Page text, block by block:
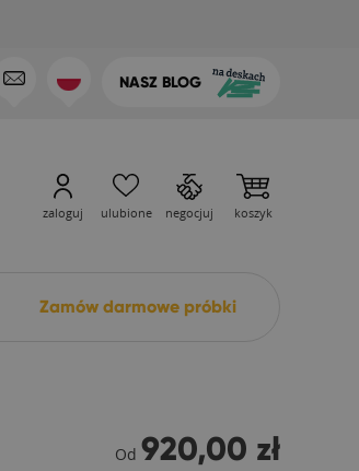
NASZ BLOG
zaloguj ulubione negocjuj koszyk
Zamów darmowe próbki
Od 920,00 zł